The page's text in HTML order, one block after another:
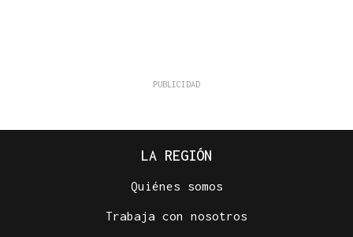
LA REGIÓN
Quiénes somos
Trabaja con nosotros